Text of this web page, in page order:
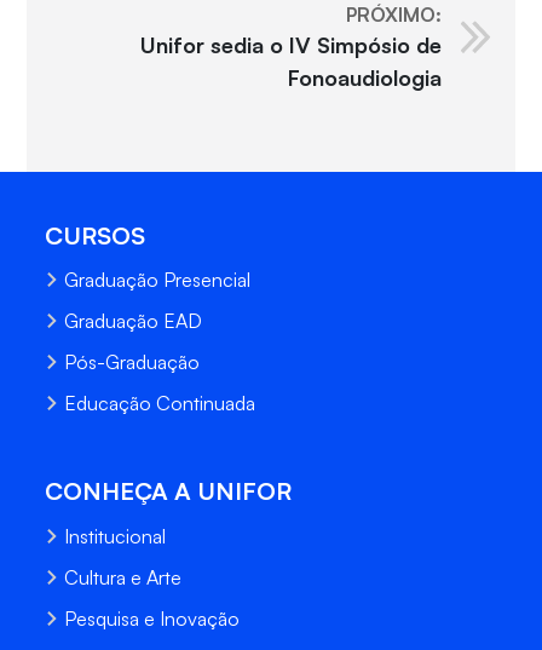
PRÓXIMO:
Unifor sedia o IV Simpósio de
Fonoaudiologia
CURSOS
Graduação Presencial
Graduação EAD
Pós-Graduação
Educação Continuada
CONHEÇA A UNIFOR
Institucional
Cultura e Arte
Pesquisa e Inovação